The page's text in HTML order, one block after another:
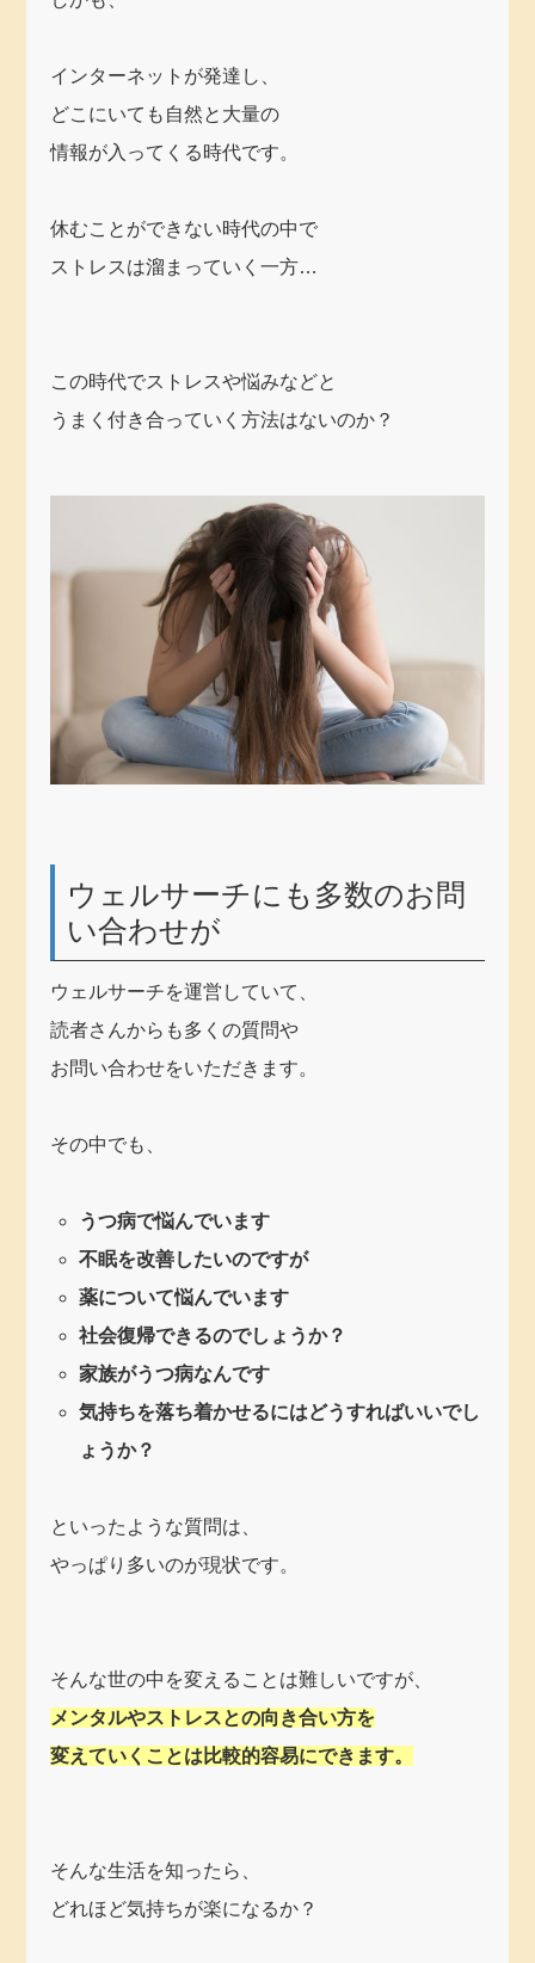
インターネットが発達し、
どこにいても自然と大量の
情報が入ってくる時代です。
休むことができない時代の中で
ストレスは溜まっていく一方…
この時代でストレスや悩みなどと
うまく付き合っていく方法はないのか？
ウェルサーチにも多数のお問
い合わせが
ウェルサーチを運営していて、
読者さんからも多くの質問や
お問い合わせをいただきます。
その中でも、
うつ病で悩んでいます
不眠を改善したいのですが
薬について悩んでいます
社会復帰できるのでしょうか？
家族がうつ病なんです
気持ちを落ち着かせるにはどうすればいいでし
ょうか？
といったような質問は、
やっぱり多いのが現状です。
そんな世の中を変えることは難しいですが、
メンタルやストレスとの向き合い方を
変えていくことは比較的容易にできます。
そんな生活を知ったら、
どれほど気持ちが楽になるか？